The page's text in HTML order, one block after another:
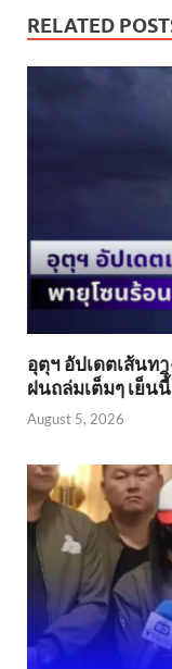
RELATED
อุตุฯ อัปเดตเส้นท
ฝนถล่มเต็มๆ เย็นนี้ิ
August 5, 2026